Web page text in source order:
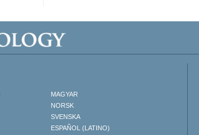
MAGYAR
NORSK
SVENSKA
ESPAÑOL (LATINO)